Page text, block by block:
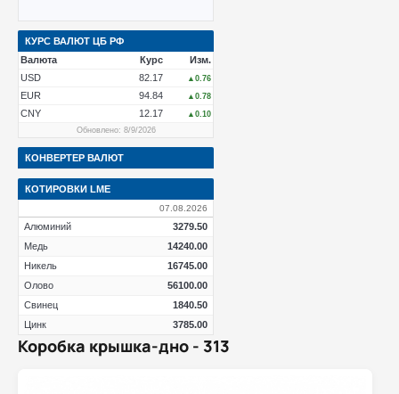
КУРС ВАЛЮТ ЦБ РФ
Валюта
Курс
Изм.
USD
82.17 ▲0.76
EUR 94.84 ▲0.78
CNY 12.17
▲0.10
Обновлено: 8/9/2026
КОНВЕРТЕР ВАЛЮТ
КОТИРОВКИ LME
07.08.2026
Алюминий
3279.50
Медь
14240.00
Никель
16745.00
Олово
56100.00
Свинец
1840.50
Цинк
3785.00
Коробка крышка-дно - 313